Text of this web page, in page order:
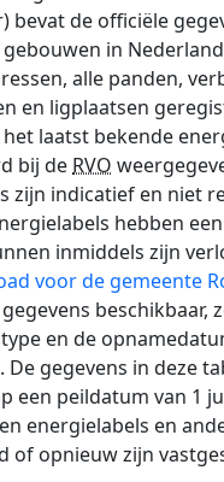
bevat de officiële
in
alle panden,
en ligplaatsen
laatst bekende
bij de RVO
zijn indicatief en niet
hebben
inmiddels zijn
voor de gemeente
beschikbaar,
en de
De gegevens in deze
een peildatum van 1
energielabels en
of opnieuw zijn